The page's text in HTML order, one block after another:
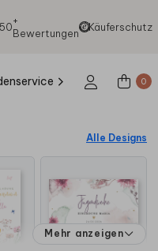
+
Bewertungen
Käuferschutz
0
Alle Designs
Mehr anzeigen